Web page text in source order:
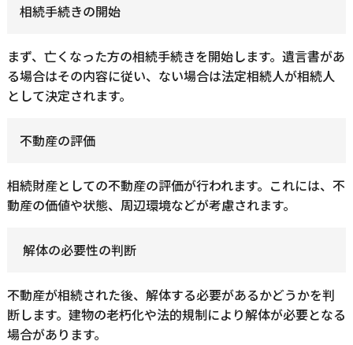
相続手続きの開始
まず、亡くなった方の相続手続きを開始します。遺言書があ
る場合はその内容に従い、ない場合は法定相続人が相続人
として決定されます。
不動産の評価
相続財産としての不動産の評価が行われます。これには、不
動産の価値や状態、周辺環境などが考慮されます。
解体の必要性の判断
不動産が相続された後、解体する必要があるかどうかを判
断します。建物の老朽化や法的規制により解体が必要となる
場合があります。